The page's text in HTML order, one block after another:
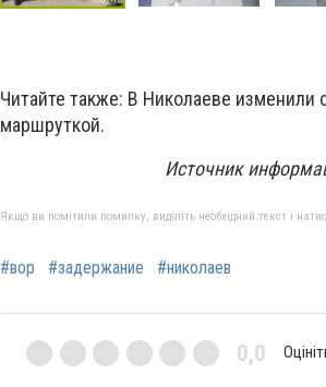
Читайте также: В Николаеве изменили
маршруткой.
Источник
Якщо ви помітили помилку, виділіть необхідний текст і
#вор #задержание #николаев
0,0